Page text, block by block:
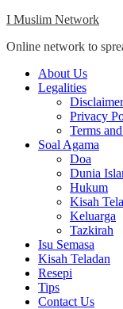
Skip
content
I Muslim Network
Online network to
Close
Menu
About Us
Legalities
Disclaimer
Privacy
Terms
Soal Agama
Doa
Dunia
Hukum
Kisah
Keluarga
Tazkirah
Isu Semasa
Kisah Teladan
Resepi
Tips
Contact Us